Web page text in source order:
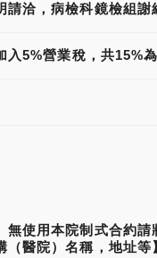
洽，病檢科鏡檢組謝
5%營業稅，共15%為
使用本院制式合約
醫院）名稱，地址等